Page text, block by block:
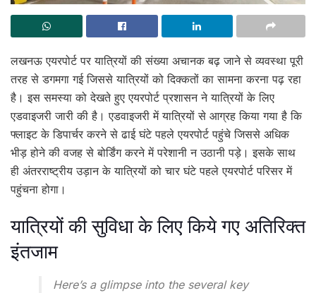
लखनऊ एयरपोर्ट पर यात्रियों की संख्या अचानक बढ़ जाने से व्यवस्था पूरी
तरह से डगमगा गई जिससे यात्रियों को दिक्कतों का सामना करना पढ़ रहा
है। इस समस्या को देखते हुए एयरपोर्ट प्रशासन ने यात्रियों के लिए
एडवाइजरी जारी की है। एडवाइजरी में यात्रियों से आग्रह किया गया है कि
फ्लाइट के डिपार्चर करने से ढाई घंटे पहले एयरपोर्ट पहुंचे जिससे अधिक
भीड़ होने की वजह से बोर्डिंग करने में परेशानी न उठानी पड़े। इसके साथ
ही अंतरराष्ट्रीय उड़ान के यात्रियों को चार घंटे पहले एयरपोर्ट परिसर में
पहुंचना होगा।
यात्रियों की सुविधा के लिए किये गए अतिरिक्त
इंतजाम
Here’s a glimpse into the several key